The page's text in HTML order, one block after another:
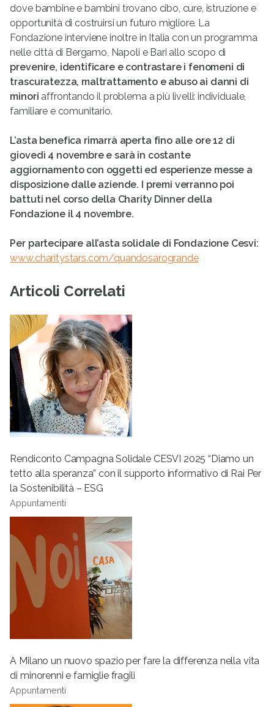
dove bambine e bambini trovano cibo, cure, istruzione e
opportunità di costruirsi un futuro migliore. La
Fondazione interviene inoltre in Italia con un programma
nelle città di Bergamo, Napoli e Bari allo scopo di
prevenire, identificare e contrastare i fenomeni di
trascuratezza, maltrattamento e abuso ai danni di
minori affrontando il problema a più livelli: individuale,
familiare e comunitario.
L’asta benefica rimarrà aperta fino alle ore 12 di
giovedì 4 novembre e sarà in costante
aggiornamento con oggetti ed esperienze messe a
disposizione dalle aziende. I premi verranno poi
battuti nel corso della Charity Dinner della
Fondazione il 4 novembre.
Per partecipare all’asta solidale di Fondazione Cesvi:
www.charitystars.com/quandosarogrande
Articoli Correlati
Rendiconto Campagna Solidale CESVI 2025 “Diamo un
tetto alla speranza” con il supporto informativo di Rai Per
la Sostenibilità – ESG
Appuntamenti
A Milano un nuovo spazio per fare la differenza nella vita
di minorenni e famiglie fragili
Appuntamenti